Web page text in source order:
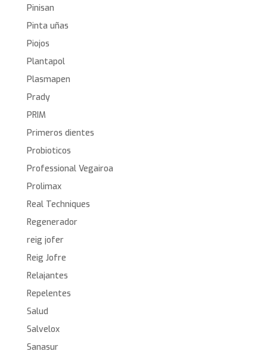
Pinisan
Pinta uñas
Piojos
Plantapol
Plasmapen
Prady
PRIM
Primeros dientes
Probioticos
Professional Vegairoa
Prolimax
Real Techniques
Regenerador
reig jofer
Reig Jofre
Relajantes
Repelentes
Salud
Salvelox
Sanasur